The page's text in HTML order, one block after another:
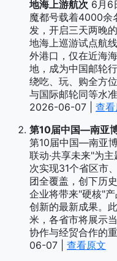
地海上游航次 6月6
魔都号载着4000余
发，开启三天两晚
地海上巡游试点航
外港口，仅在近海
地，成为中国邮轮
绕吃、玩、购全方
与国际邮轮同等水
2026-06-07 | 查
第10届中国—南亚
第10届中国—南亚
联动·共享未来"为
次实现31个省区市
团全覆盖，创下历
企业将带来"硬核"
创新的最新成果。
米，各省市将展示
协作与经贸合作的
06-07 | 查看原文